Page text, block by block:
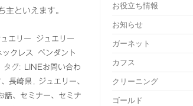
といえます。
エリー
ジュエリー
ックレス
ペンダント
タグ:
LINEお問い合わ
長崎県
ジュエリー、
話、セミナー、セミナ
お役立ち情報
お知らせ
ガーネット
カフス
クリーニング
ゴールド